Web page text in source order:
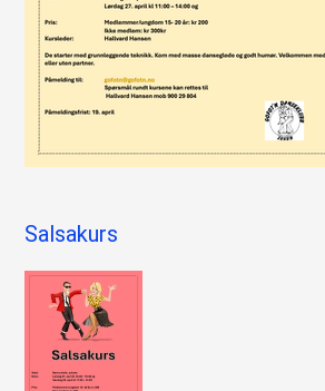
Salsakurs